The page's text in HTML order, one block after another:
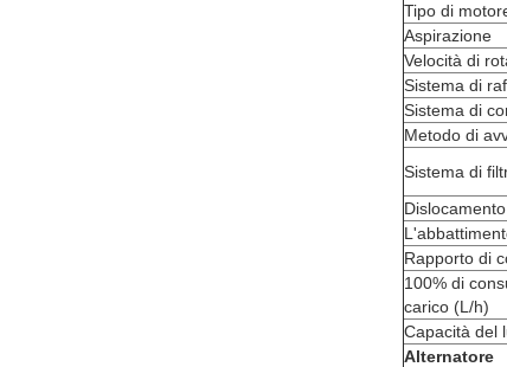
Tipo di
Aspirazione
Velocità di
Sistema di
Sistema di
Metodo di
Sistema di
Rapporto di
100% di
carico (L/h)
Capacità del
Alternatore